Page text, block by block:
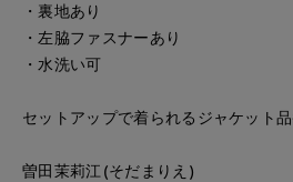
・裏地あり
・左脇ファスナーあり
・水洗い可
セットアップで着られるジャケット
曽田茉莉江(そだまりえ)